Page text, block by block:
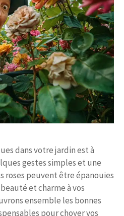
dans votre jardin est à
gestes simples et une
peuvent être épanouies
et charme à vos
ensemble les bonnes
pour choyer vos